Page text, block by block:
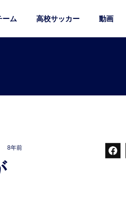
ーム 高校サッカー 動画
8年前